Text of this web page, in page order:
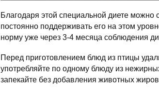
Благодаря этой специальной диете можно
постоянно поддерживать его на этом
норму уже через 3-4 месяца соблюдения
Перед приготовлением блюд из птицы
употребляйте по одному блюду из
запекайте без добавления животных